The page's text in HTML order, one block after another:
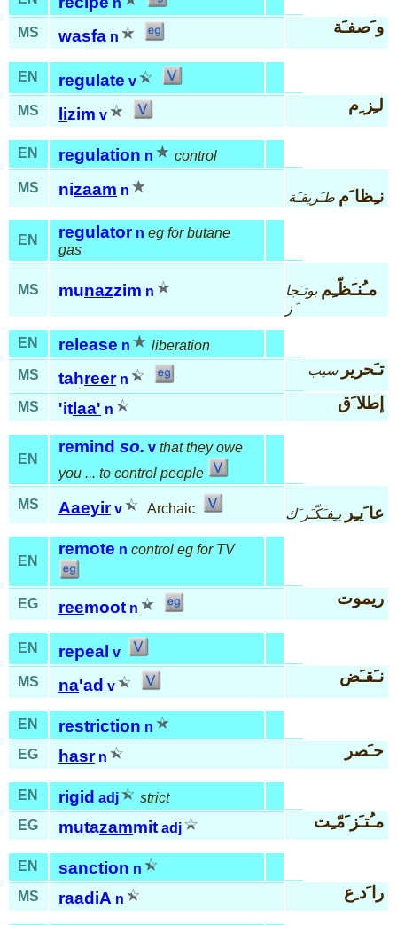
n
MS
wasfa n
و َصفـَة
EN regulate v
MS
lizim v
لـِز ِم
EN regulation n control
MS nizaam n نـِظا َم طـَريقـَة
EN regulator n eg for butane
gas
MS munazzim n مـُنـَظّـِم بوتـَجا
َز
EN release n
liberation
MS
tahreer n
تـَحرير سيب
MS 'it laa' n إطلا َق
EN
remind so. v that they owe
you ... to control people
MS Aaeyir v Archaic عا َيـِر يـِفـَكّـَر َك
EN
remote n control eg for TV
EG reemoot n
ريموت
EN repeal v
MS
na'ad v
نـَقـَض
EN restriction n
EG
hasr n حـَصر
EN rigid adj
strict
EG
mutazammit adj مـُتـَز َمّـِت
EN sanction n
MS
raadiA n را َد ِع